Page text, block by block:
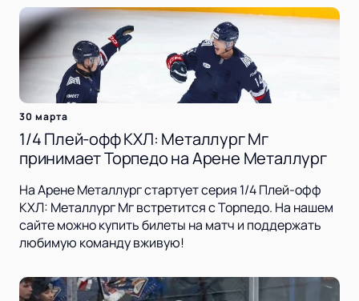
30 марта
1/4 Плей-офф КХЛ: Металлург Мг
принимает Торпедо на Арене Металлург
На Арене Металлург стартует серия 1/4 Плей-офф
КХЛ: Металлург Мг встретится с Торпедо. На нашем
сайте можно купить билеты на матч и поддержать
любимую команду вживую!